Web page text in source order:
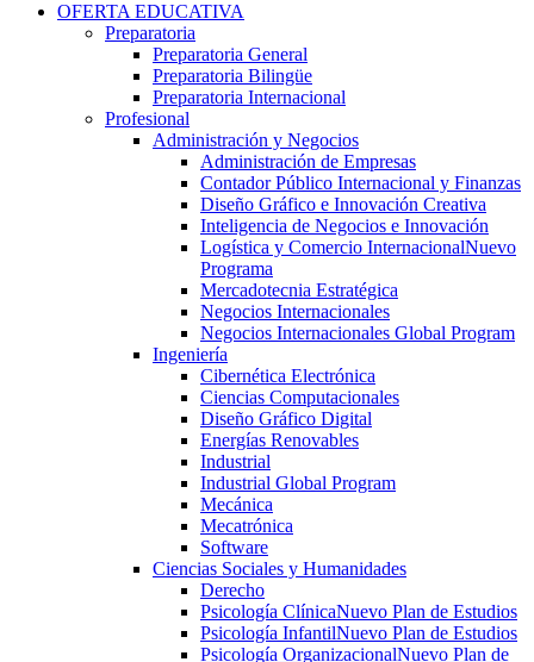
OFERTA EDUCATIVA
Preparatoria
Preparatoria General
Preparatoria Bilingüe
Preparatoria Internacional
Profesional
Administración y Negocios
Administración de Empresas
Contador Público Internacional y Finanzas
Diseño Gráfico e Innovación Creativa
Inteligencia de Negocios e Innovación
Logística y Comercio InternacionalNuevo
Programa
Mercadotecnia Estratégica
Negocios Internacionales
Negocios Internacionales Global Program
Ingeniería
Cibernética Electrónica
Ciencias Computacionales
Diseño Gráfico Digital
Energías Renovables
Industrial
Industrial Global Program
Mecánica
Mecatrónica
Software
Ciencias Sociales y Humanidades
Derecho
Psicología ClínicaNuevo Plan de Estudios
Psicología InfantilNuevo Plan de Estudios
Psicología OrganizacionalNuevo Plan de